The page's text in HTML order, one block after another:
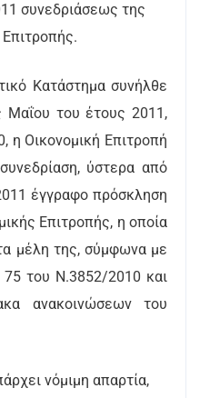
συνεδριάσεως της
Κατάστημα συνήλθε
Μαΐου του έτους 2011,
η Οικονομική Επιτροπή
ύστερα από
έγγραφο πρόσκληση
Επιτροπής, η οποία
μέλη της, σύμφωνα με
75 του Ν.3852/2010 και
ανακοινώσεων του
νόμιμη απαρτία,